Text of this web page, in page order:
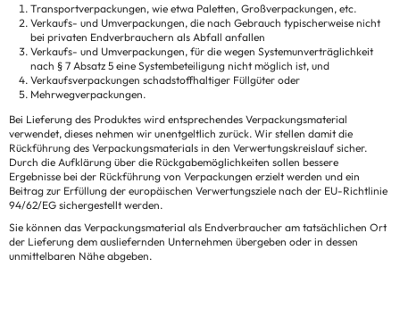
Transportverpackungen, wie etwa Paletten, Großverpackungen, etc.
Verkaufs- und Umverpackungen, die nach Gebrauch typischerweise nicht
bei privaten Endverbrauchern als Abfall anfallen
Verkaufs- und Umverpackungen, für die wegen Systemunverträglichkeit
nach § 7 Absatz 5 eine Systembeteiligung nicht möglich ist, und
Verkaufsverpackungen schadstoffhaltiger Füllgüter oder
Mehrwegverpackungen.
Bei Lieferung des Produktes wird entsprechendes Verpackungsmaterial
verwendet, dieses nehmen wir unentgeltlich zurück. Wir stellen damit die
Rückführung des Verpackungsmaterials in den Verwertungskreislauf sicher.
Durch die Aufklärung über die Rückgabemöglichkeiten sollen bessere
Ergebnisse bei der Rückführung von Verpackungen erzielt werden und ein
Beitrag zur Erfüllung der europäischen Verwertungsziele nach der EU-Richtlinie
94/62/EG sichergestellt werden.
Sie können das Verpackungsmaterial als Endverbraucher am tatsächlichen Ort
der Lieferung dem ausliefernden Unternehmen übergeben oder in dessen
unmittelbaren Nähe abgeben.